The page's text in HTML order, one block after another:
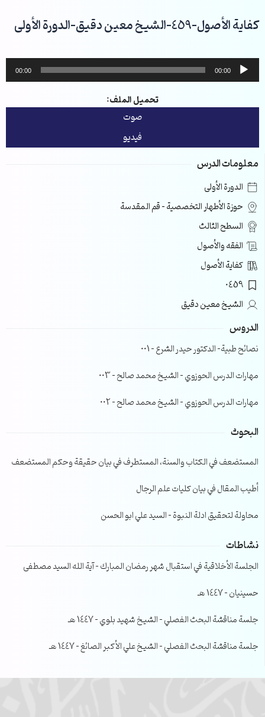
إلى
المحتوى
كفاية الأصول-459-الشيخ معين دقيق-الدورة الأولى
مشغل
الصوت
00:00
00:00
تحميل الملف:
صوت
فيديو
معلومات الدرس
الدورة الأولى
حوزة الأطهار التخصصية – قم المقدسة
السطح الثالث
الفقه والأصول
كفاية الأصول
0459
الشيخ معين دقيق
الدروس
نصائح طبية- الدكتور حيدر الشرع – 001
مهارات الدرس الحوزوي – الشيخ محمد صالح – 003
مهارات الدرس الحوزوي – الشيخ محمد صالح – 002
البحوث
المستضعف في الكتاب والسنة، المستطرف في بيان حقيقة وحكم المستضعف
أطيب المقال في بيان كليات علم الرجال
محاولة لتحقيق ادلة النبوة – السيد علي ابو الحسن
نشاطات
الجلسة الأخلاقية في استقبال شهر رمضان المبارك – آية الله السيد مصطفى
حسينيان – 1447 هـ
جلسة مناقشة البحث الفصلي – الشيخ شهيد بلوي – 1447 هـ
جلسة مناقشة البحث الفصلي – الشيخ علي الأكبر الصائغ – 1447 هـ